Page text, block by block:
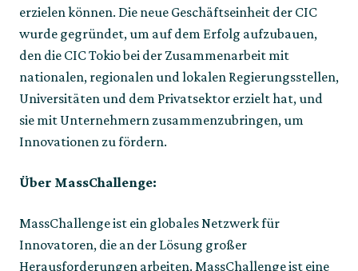
erzielen können. Die neue Geschäftseinheit der CIC
wurde gegründet, um auf dem Erfolg aufzubauen,
den die CIC Tokio bei der Zusammenarbeit mit
nationalen, regionalen und lokalen Regierungsstellen,
Universitäten und dem Privatsektor erzielt hat, und
sie mit Unternehmern zusammenzubringen, um
Innovationen zu fördern.
Über MassChallenge:
MassChallenge ist ein globales Netzwerk für
Innovatoren, die an der Lösung großer
Herausforderungen arbeiten. MassChallenge ist eine